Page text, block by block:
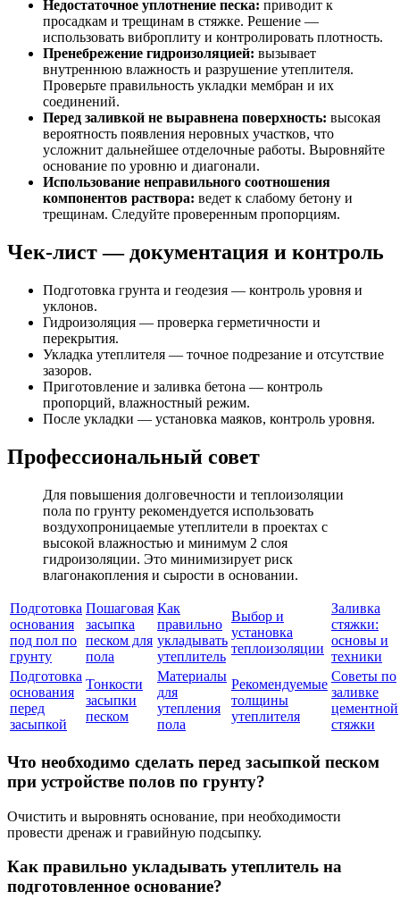
Недостаточное уплотнение песка: приводит к
просадкам и трещинам в стяжке. Решение —
использовать виброплиту и контролировать плотность.
Пренебрежение гидроизоляцией: вызывает
внутреннюю влажность и разрушение утеплителя.
Проверьте правильность укладки мембран и их
соединений.
Перед заливкой не выравнена поверхность: высокая
вероятность появления неровных участков, что
усложнит дальнейшее отделочные работы. Выровняйте
основание по уровню и диагонали.
Использование неправильного соотношения
компонентов раствора: ведет к слабому бетону и
трещинам. Следуйте проверенным пропорциям.
Чек-лист — документация и контроль
Подготовка грунта и геодезия — контроль уровня и
уклонов.
Гидроизоляция — проверка герметичности и
перекрытия.
Укладка утеплителя — точное подрезание и отсутствие
зазоров.
Приготовление и заливка бетона — контроль
пропорций, влажностный режим.
После укладки — установка маяков, контроль уровня.
Профессиональный совет
Для повышения долговечности и теплоизоляции
пола по грунту рекомендуется использовать
воздухопроницаемые утеплители в проектах с
высокой влажностью и минимум 2 слоя
гидроизоляции. Это минимизирует риск
влагонакопления и сырости в основании.
Подготовка
основания
под пол по
грунту
Пошаговая
засыпка
песком для
пола
Как
правильно
укладывать
утеплитель
Выбор и
установка
теплоизоляции
Заливка
стяжки:
основы и
техники
Подготовка
основания
перед
засыпкой
Тонкости
засыпки
песком
Материалы
для
утепления
пола
Рекомендуемые
толщины
утеплителя
Советы по
заливке
цементной
стяжки
Что необходимо сделать перед засыпкой песком
при устройстве полов по грунту?
Очистить и выровнять основание, при необходимости
провести дренаж и гравийную подсыпку.
Как правильно укладывать утеплитель на
подготовленное основание?